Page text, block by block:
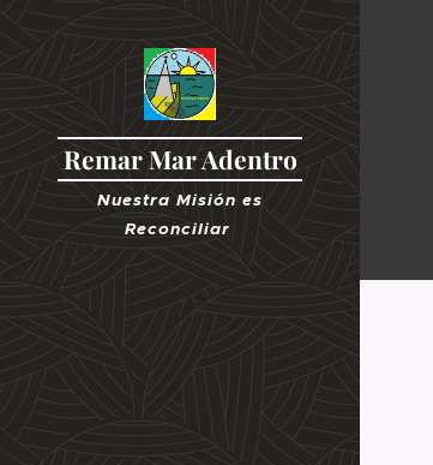
Remar Mar Adentro
Nuestra Misión es
Reconciliar